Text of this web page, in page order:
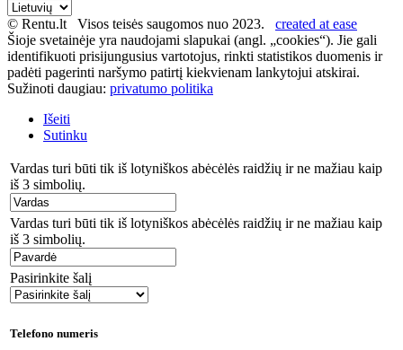
© Rentu.lt Visos teisės saugomos nuo 2023. created at ease
Šioje svetainėje yra naudojami slapukai (angl. „cookies“). Jie gali
identifikuoti prisijungusius vartotojus, rinkti statistikos duomenis ir
padėti pagerinti naršymo patirtį kiekvienam lankytojui atskirai.
Sužinoti daugiau: privatumo politika
Išeiti
Sutinku
Vardas turi būti tik iš lotyniškos abėcėlės raidžių ir ne mažiau kaip
iš 3 simbolių.
Vardas turi būti tik iš lotyniškos abėcėlės raidžių ir ne mažiau kaip
iš 3 simbolių.
Pasirinkite šalį
Telefono numeris